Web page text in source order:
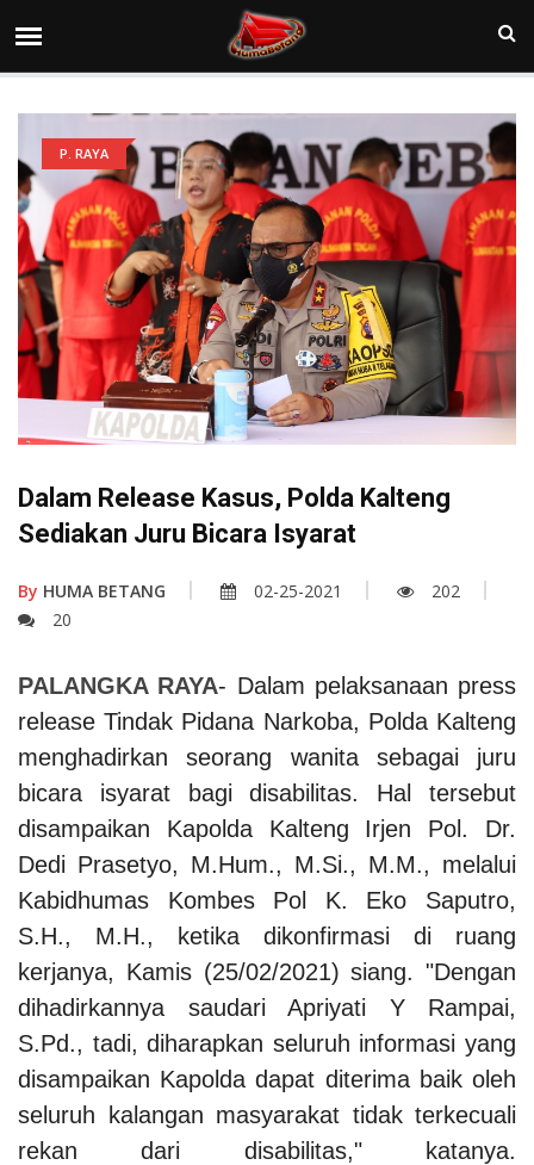
P. RAYA
Dalam Release Kasus, Polda Kalteng
Sediakan Juru Bicara Isyarat
By HUMA BETANG 02-25-2021
202
20
PALANGKA RAYA- Dalam pelaksanaan press
release Tindak Pidana Narkoba, Polda Kalteng
menghadirkan seorang wanita sebagai juru
bicara isyarat bagi disabilitas. Hal tersebut
disampaikan Kapolda Kalteng Irjen Pol. Dr.
Dedi Prasetyo, M.Hum., M.Si., M.M., melalui
Kabidhumas Kombes Pol K. Eko Saputro,
S.H., M.H., ketika dikonfirmasi di ruang
kerjanya, Kamis (25/02/2021) siang. "Dengan
dihadirkannya saudari Apriyati Y Rampai,
S.Pd., tadi, diharapkan seluruh informasi yang
disampaikan Kapolda dapat diterima baik oleh
seluruh kalangan masyarakat tidak terkecuali
rekan dari disabilitas," katanya.